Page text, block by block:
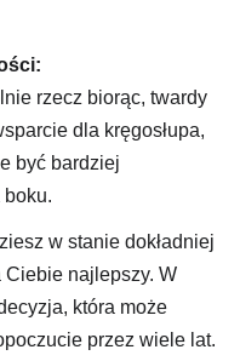
rzecz biorąc, twardy
dla kręgosłupa,
być bardziej
boku.
w stanie dokładniej
Ciebie najlepszy. W
która może
przez wiele lat.